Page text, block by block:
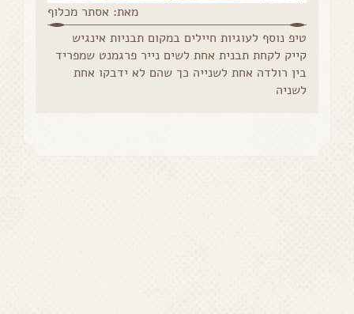
מאת: אסתר מכלוף
טיפ נוסף לעוגיות חיילים במקום תבניות אינגיש
קייק לקחת תבנית אחת לשים נייר פרגמנט שמפריד
בין רולדה אחת לשנייה כך שהם לא ידבקו אחת
לשניה